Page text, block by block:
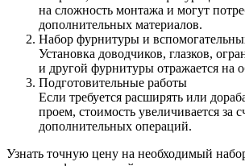
на сложность монтажа и могут
дополнительных материалов.
Набор фурнитуры и
Установка доводчиков, глазков,
и другой фурнитуры отражается на
Подготовительные работы
Если требуется расширять или
проем, стоимость увеличивается за
дополнительных операций.
Узнать точную цену на необходимый